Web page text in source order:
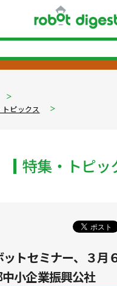
トピックス
特集・トピッ
トセミナー、３月
小企業振興公社